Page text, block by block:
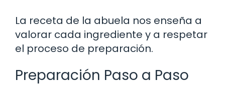
La receta de la abuela nos enseña a
valorar cada ingrediente y a respetar
el proceso de preparación.
Preparación Paso a Paso